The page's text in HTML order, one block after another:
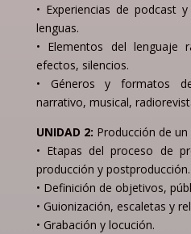
• Experiencias de podcast
lenguas.
• Elementos del lenguaje
efectos, silencios.
• Géneros y formatos
narrativo, musical,
UNIDAD 2: Producción de
• Etapas del proceso de
producción y postproducción.
• Definición de objetivos,
• Guionización, escaletas y
• Grabación y locución.